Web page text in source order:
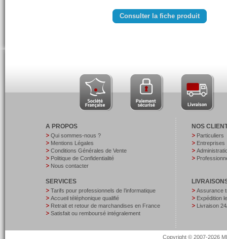
Consulter la fiche produit
A PROPOS
Qui sommes-nous ?
Mentions Légales
Conditions Générales de Vente
Politique de Confidentialité
Nous contacter
SERVICES
Tarifs pour professionnels de l’informatique
Accueil téléphonique qualifié
Retrait et retour de marchandises en France
Satisfait ou remboursé intégralement
NOS
Particuliers
Entreprises
Assurance
Expédition
Livraison
Copyright © 2007-2026